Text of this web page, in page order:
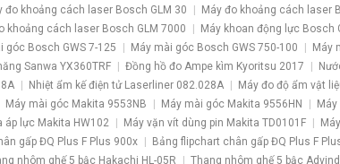
đo khoảng cách laser Bosch GLM 30 Máy đo khoảng cách laser
khoảng cách laser Bosch GLM 7000 Máy khoan động lực Bosch
góc Bosch GWS 7-125 Máy mài góc Bosch GWS 750-100 Máy
Sanwa YX360TRF Đồng hồ đo Ampe kìm Kyoritsu 2017
Nhiệt ẩm kế điện tử Laserliner 082.028A Máy đo độ ẩm vật
Máy mài góc Makita 9553NB Máy mài góc Makita 9556HN
áp lực Makita HW102 Máy vặn vít dùng pin Makita TD0101F
gấp ĐQ Plus F Plus 900x Bảng flipchart chân gấp ĐQ Plus F
nhôm ghế 5 bậc Hakachi HL-05R Thang nhôm ghế 5 bậc